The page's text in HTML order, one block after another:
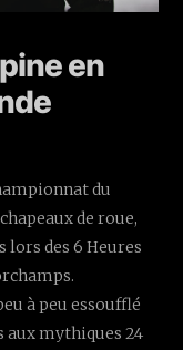
en
du
de roue,
des 6 Heures
à peu essoufflé
aux mythiques 24